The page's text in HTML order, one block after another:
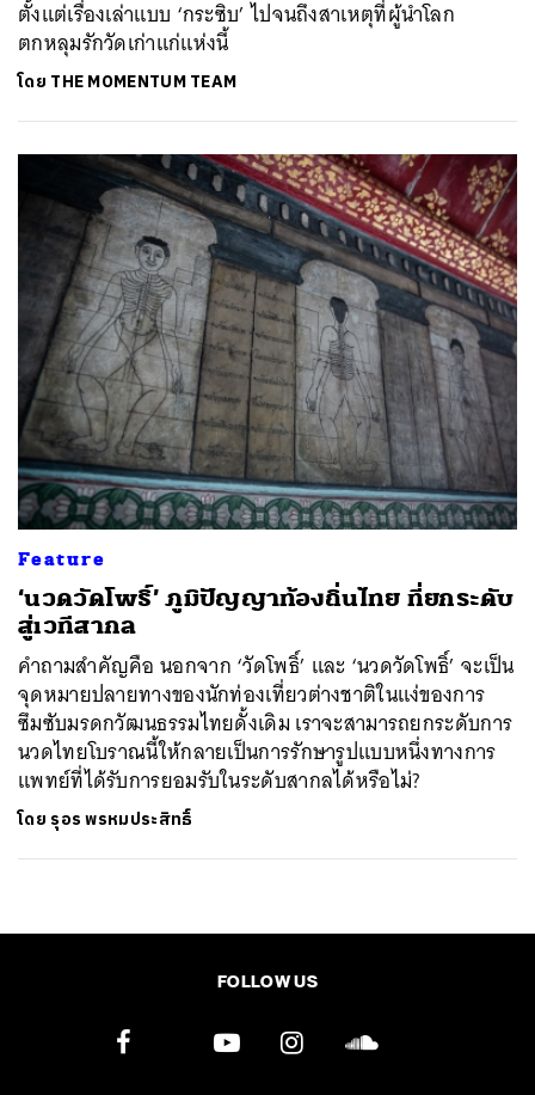
ตั้งแต่เรื่องเล่าแบบ ‘กระซิบ’ ไปจนถึงสาเหตุที่ผู้นำโลก
ตกหลุมรักวัดเก่าแก่แห่งนี้
โดย THE MOMENTUM TEAM
Feature
‘นวดวัดโพธิ์’ ภูมิปัญญาท้องถิ่นไทย ที่ยกระดับ
สู่เวทีสากล
คำถามสำคัญคือ นอกจาก ‘วัดโพธิ์’ และ ‘นวดวัดโพธิ์’ จะเป็น
จุดหมายปลายทางของนักท่องเที่ยวต่างชาติในแง่ของการ
ซึมซับมรดกวัฒนธรรมไทยดั้งเดิม เราจะสามารถยกระดับการ
นวดไทยโบราณนี้ให้กลายเป็นการรักษารูปแบบหนึ่งทางการ
แพทย์ที่ได้รับการยอมรับในระดับสากลได้หรือไม่?
โดย รุอร พรหมประสิทธิ์
FOLLOW US